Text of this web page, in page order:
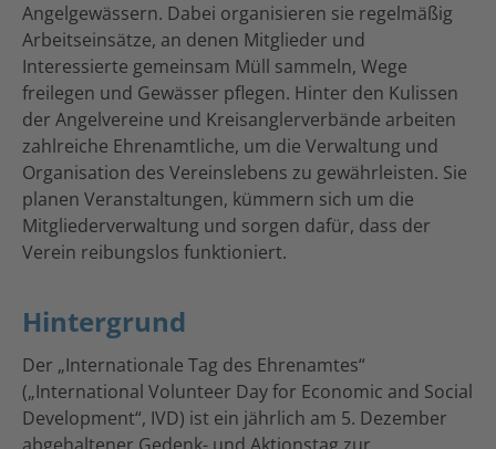
Angelgewässern. Dabei organisieren sie regelmäßig
Arbeitseinsätze, an denen Mitglieder und
Interessierte gemeinsam Müll sammeln, Wege
freilegen und Gewässer pflegen. Hinter den Kulissen
der Angelvereine und Kreisanglerverbände arbeiten
zahlreiche Ehrenamtliche, um die Verwaltung und
Organisation des Vereinslebens zu gewährleisten. Sie
planen Veranstaltungen, kümmern sich um die
Mitgliederverwaltung und sorgen dafür, dass der
Verein reibungslos funktioniert.
Hintergrund
Der „Internationale Tag des Ehrenamtes“
(„International Volunteer Day for Economic and Social
Development“, IVD) ist ein jährlich am 5. Dezember
abgehaltener Gedenk- und Aktionstag zur